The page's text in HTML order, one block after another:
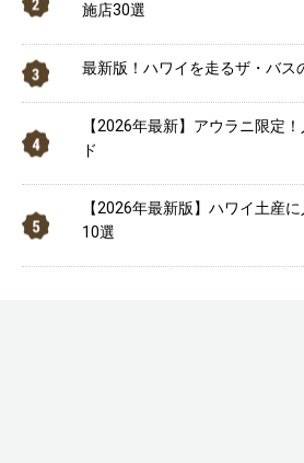
施店30選
最新版！ハワイを走るザ・バス
【2026年最新】アウラニ限定
ド
【2026年最新版】ハワイ土産
10選